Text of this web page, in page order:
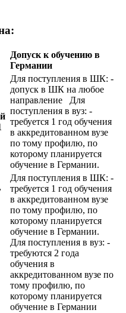
Допуск к обучению в
Германии
Для поступления в ШК: -
допуск в ШК на любое
направление Для
поступления в вуз: -
требуется 1 год обучения
в аккредитованном вузе
по тому профилю, по
которому планируется
обучение в Германии.
Для поступления в ШК: -
требуется 1 год обучения
в аккредитованном вузе
по тому профилю, по
которому планируется
обучение в Германии.
Для поступления в вуз: -
требуются 2 года
обучения в
аккредитованном вузе по
тому профилю, по
которому планируется
обучение в Германии